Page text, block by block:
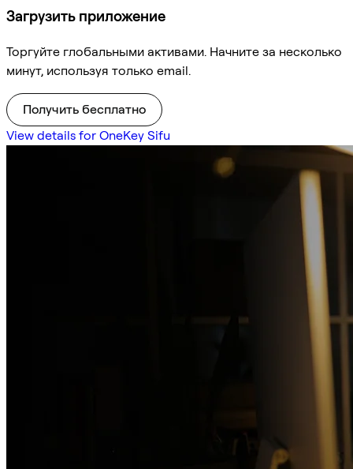
Загрузить приложение
Торгуйте глобальными активами. Начните за несколько
минут, используя только email.
Получить бесплатно
View details for OneKey Sifu